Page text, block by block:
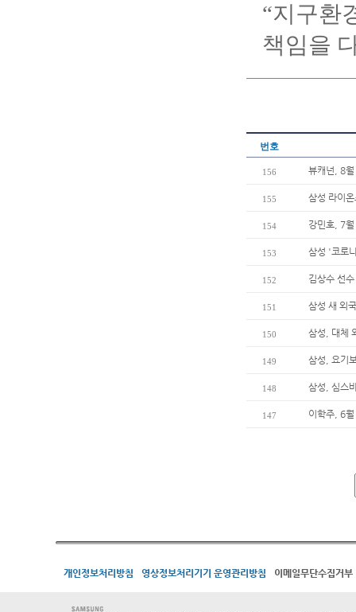
“지구환
책임을
번호
156 뷰캐넌, 8
155 삼성 라이
154 강민호, 7
153 삼성 '코로
152 김상수 선
151 삼성 새 외
150 삼성, 대체
149 삼성, 요기
148 삼성, 심스
147 이학주, 6
개인정보처리방침 영상정보처리기기 운영관리방침 이메일무단수집거부